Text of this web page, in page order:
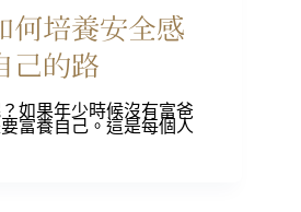
何培養安全感
己的路
如果年少時候沒有富爸
富養自己。這是每個人